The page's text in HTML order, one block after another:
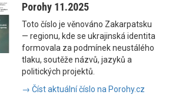
Porohy 11.2025
Toto číslo je věnováno Zakarpatsku
— regionu, kde se ukrajinská identita
formovala za podmínek neustálého
tlaku, soutěže názvů, jazyků a
politických projektů.
→ Číst aktuální číslo na Porohy.cz